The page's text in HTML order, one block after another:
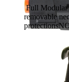
Full Modular
removable